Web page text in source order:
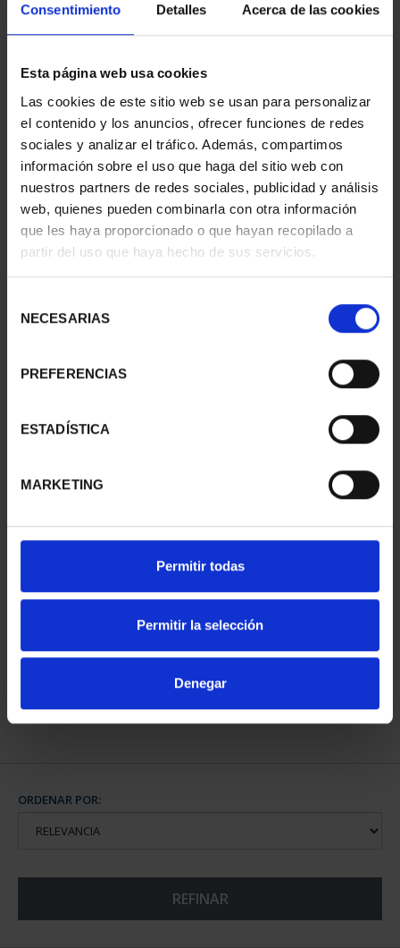
Consentimiento Detalles Acerca de las cookies
Esta página web usa cookies
Las cookies de este sitio web se usan para personalizar
el contenido y los anuncios, ofrecer funciones de redes
sociales y analizar el tráfico. Además, compartimos
información sobre el uso que haga del sitio web con
nuestros partners de redes sociales, publicidad y análisis
web, quienes pueden combinarla con otra información
que les haya proporcionado o que hayan recopilado a
partir del uso que haya hecho de sus servicios.
NECESARIAS
PREFERENCIAS
ESTADÍSTICA
MARKETING
Permitir todas
Permitir la selección
Denegar
Sólo para usuarios
registrados
SUSCRIPCIÓN
CAPITALES DE
949,00 €
registrados
SUSCRIPCIÓN
CAPITALES DE
949,00 €
registrados
SUSCRIPCIÓN
PROVINCIA 4
949,00 €
registrados
CAPITALES DE
COMPLET...
3.796,00 €
ORDENAR POR:
REFINAR